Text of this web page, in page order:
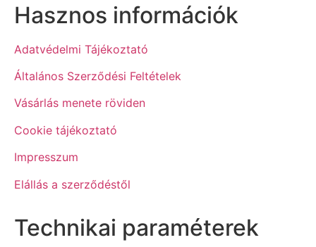
Hasznos információk
Adatvédelmi Tájékoztató
Általános Szerződési Feltételek
Vásárlás menete röviden
Cookie tájékoztató
Impresszum
Elállás a szerződéstől
Technikai paraméterek